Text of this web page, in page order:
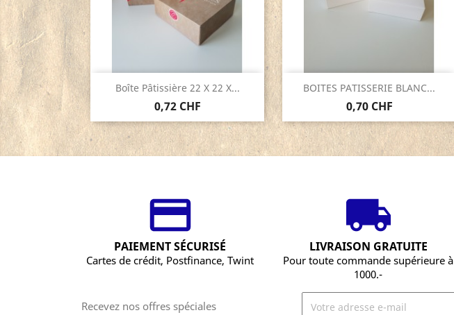
Boîte Pâtissière 22 X 22 X...
0,72 CHF
Aperçu rapide BOITES PATISSERIE BLANC...
0,70 CHF
 Aperçu rapide
PAIEMENT SÉCURISÉ
Cartes de crédit, Postfinance, Twint
LIVRAISON GRATUITE
Pour toute commande supérieure à
1000.-
Recevez nos offres spéciales